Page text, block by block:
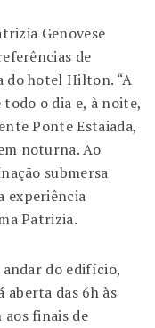
Genovese
de
do hotel Hilton. “A
o dia e, à noite,
Ponte Estaiada,
noturna. Ao
submersa
experiência
Patrizia.
do edifício,
aberta das 6h às
aos finais de